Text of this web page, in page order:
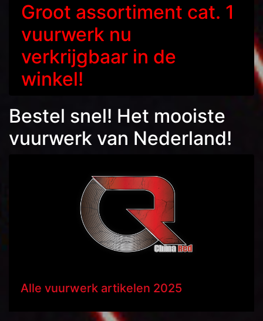
Groot assortiment cat. 1
vuurwerk nu
verkrijgbaar in de
winkel!
Bestel snel! Het mooiste
vuurwerk van Nederland!
Alle vuurwerk artikelen 2025